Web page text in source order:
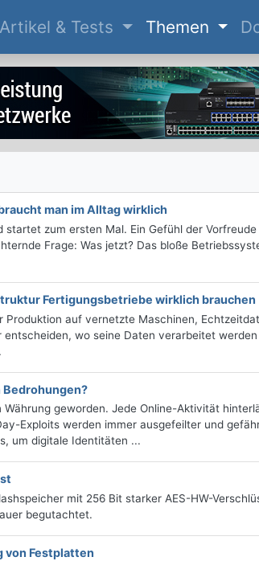
Artikel & Tests Themen
man im Alltag wirklich
zum ersten Mal. Ein Gefühl der
Frage: Was jetzt? Das bloße
Fertigungsbetriebe wirklich brauchen
Produktion auf vernetzte Maschinen,
wo seine Daten verarbeitet werden
Bedrohungen?
geworden. Jede Online-Aktivität
Exploits werden immer ausgefeilter und
um digitale Identitäten ...
mit 256 Bit starker AES-HW-
begutachtet.
von Festplatten